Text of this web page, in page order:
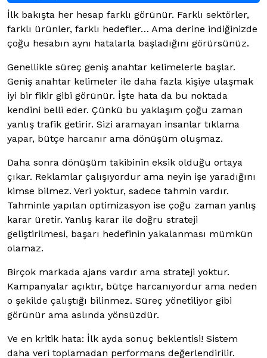
İlk bakışta her hesap farklı görünür. Farklı sektörler,
farklı ürünler, farklı hedefler… Ama derine indiğinizde
çoğu hesabın aynı hatalarla başladığını görürsünüz.
Genellikle süreç geniş anahtar kelimelerle başlar.
Geniş anahtar kelimeler ile daha fazla kişiye ulaşmak
iyi bir fikir gibi görünür. İşte hata da bu noktada
kendini belli eder. Çünkü bu yaklaşım çoğu zaman
yanlış trafik getirir. Sizi aramayan insanlar tıklama
yapar, bütçe harcanır ama dönüşüm oluşmaz.
Daha sonra dönüşüm takibinin eksik olduğu ortaya
çıkar. Reklamlar çalışıyordur ama neyin işe yaradığını
kimse bilmez. Veri yoktur, sadece tahmin vardır.
Tahminle yapılan optimizasyon ise çoğu zaman yanlış
karar üretir. Yanlış karar ile doğru strateji
geliştirilmesi, başarı hedefinin yakalanması mümkün
olamaz.
Birçok markada ajans vardır ama strateji yoktur.
Kampanyalar açıktır, bütçe harcanıyordur ama neden
o şekilde çalıştığı bilinmez. Süreç yönetiliyor gibi
görünür ama aslında yönsüzdür.
Ve en kritik hata: İlk ayda sonuç beklentisi! Sistem
daha veri toplamadan performans değerlendirilir.